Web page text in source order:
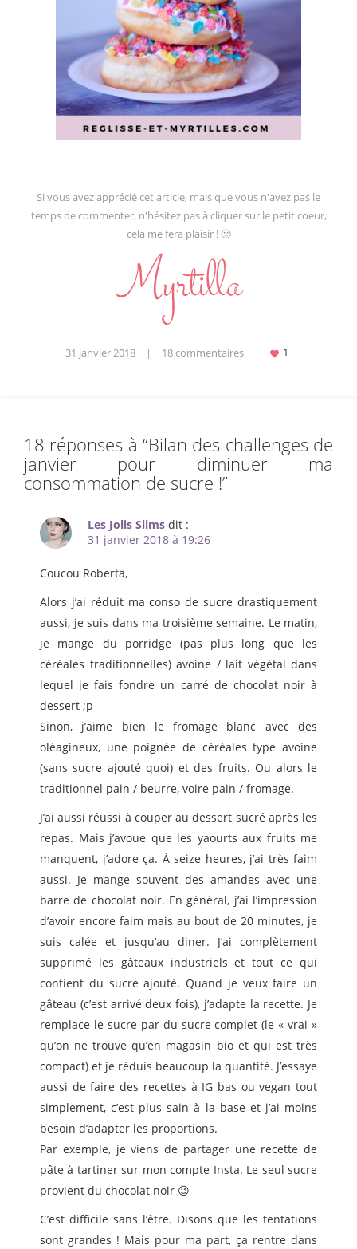
Si vous avez apprécié cet article, mais que vous n'avez pas le
temps de commenter, n'hésitez pas à cliquer sur le petit coeur,
cela me fera plaisir ! 🙂
31 janvier 2018 | 18 commentaires |
18 réponses à “Bilan des challenges de
janvier pour diminuer ma
consommation de sucre !”
Les Jolis Slims dit :
31 janvier 2018 à 19:26
Coucou Roberta,
Alors j’ai réduit ma conso de sucre drastiquement
aussi, je suis dans ma troisième semaine. Le matin,
je mange du porridge (pas plus long que les
céréales traditionnelles) avoine / lait végétal dans
lequel je fais fondre un carré de chocolat noir à
dessert ;p
Sinon, j’aime bien le fromage blanc avec des
oléagineux, une poignée de céréales type avoine
(sans sucre ajouté quoi) et des fruits. Ou alors le
traditionnel pain / beurre, voire pain / fromage.
J’ai aussi réussi à couper au dessert sucré après les
repas. Mais j’avoue que les yaourts aux fruits me
manquent, j’adore ça. À seize heures, j’ai très faim
aussi. Je mange souvent des amandes avec une
barre de chocolat noir. En général, j’ai l’impression
d’avoir encore faim mais au bout de 20 minutes, je
suis calée et jusqu’au diner. J’ai complètement
supprimé les gâteaux industriels et tout ce qui
contient du sucre ajouté. Quand je veux faire un
gâteau (c’est arrivé deux fois), j’adapte la recette. Je
remplace le sucre par du sucre complet (le « vrai »
qu’on ne trouve qu’en magasin bio et qui est très
compact) et je réduis beaucoup la quantité. J’essaye
aussi de faire des recettes à IG bas ou vegan tout
simplement, c’est plus sain à la base et j’ai moins
besoin d’adapter les proportions.
Par exemple, je viens de partager une recette de
pâte à tartiner sur mon compte Insta. Le seul sucre
provient du chocolat noir 😉
C’est difficile sans l’être. Disons que les tentations
sont grandes ! Mais pour ma part, ça rentre dans